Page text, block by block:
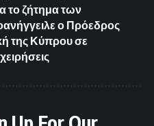
το ζήτημα των
ο Πρόεδρος
της Κύπρου σε